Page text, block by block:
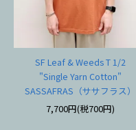
SF Leaf & Weeds T 1/2
"Single Yarn Cotton"
SASSAFRAS（ササフラス）
7,700円(税700円)